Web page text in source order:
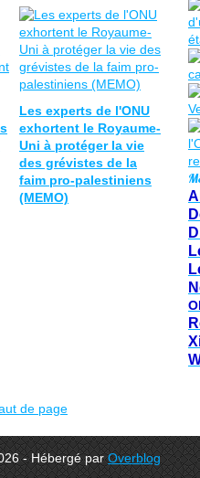
Les experts de l'ONU
exhortent le Royaume-
Uni à protéger la vie
des grévistes de la
faim pro-palestiniens
(MEMO)
de page
- Hébergé parOverblog